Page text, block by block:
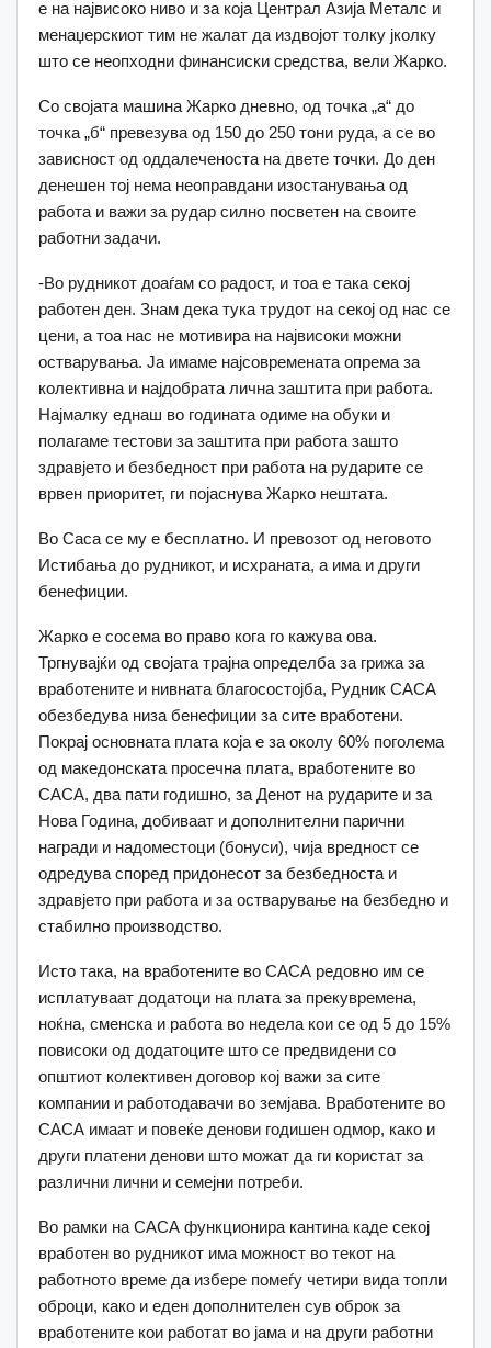
е на највисоко ниво и за која Централ Азија Металс и
менаџерскиот тим не жалат да издвојот толку јколку
што се неопходни финансиски средства, вели Жарко.
Со својата машина Жарко дневно, од точка „а“ до
точка „б“ превезува од 150 до 250 тони руда, а се во
зависност од оддалеченоста на двете точки. До ден
денешен тој нема неоправдани изостанувања од
работа и важи за рудар силно посветен на своите
работни задачи.
-Во рудникот доаѓам со радост, и тоа е така секој
работен ден. Знам дека тука трудот на секој од нас се
цени, а тоа нас не мотивира на највисоки можни
остварувања. Ја имаме најсовремената опрема за
колективна и најдобрата лична заштита при работа.
Најмалку еднаш во годината одиме на обуки и
полагаме тестови за заштита при работа зашто
здравјето и безбедност при работа на рударите се
врвен приоритет, ги појаснува Жарко нештата.
Во Саса се му е бесплатно. И превозот од неговото
Истибања до рудникот, и исхраната, а има и други
бенефиции.
Жарко е сосема во право кога го кажува ова.
Тргнувајќи од својата трајна определба за грижа за
вработените и нивната благосостојба, Рудник САСА
обезбедува низа бенефиции за сите вработени.
Покрај основната плата која е за околу 60% поголема
од македонската просечна плата, вработените во
САСА, два пати годишно, за Денот на рударите и за
Нова Година, добиваат и дополнителни парични
награди и надоместоци (бонуси), чија вредност се
одредува според придонесот за безбедноста и
здравјето при работа и за остварување на безбедно и
стабилно производство.
Исто така, на вработените во САСА редовно им се
исплатуваат додатоци на плата за прекувремена,
ноќна, сменска и работа во недела кои се од 5 до 15%
повисоки од додатоците што се предвидени со
општиот колективен договор кој важи за сите
компании и работодавачи во земјава. Вработените во
САСА имаат и повеќе денови годишен одмор, како и
други платени денови што можат да ги користат за
различни лични и семејни потреби.
Во рамки на САСА функционира кантина каде секој
вработен во рудникот има можност во текот на
работното време да избере помеѓу четири вида топли
оброци, како и еден дополнителен сув оброк за
вработените кои работат во јама и на други работни